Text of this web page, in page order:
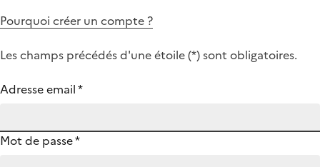
Pourquoi créer un compte ?
Les champs précédés d'une étoile (*) sont obligatoires.
Adresse email*
Mot de passe*